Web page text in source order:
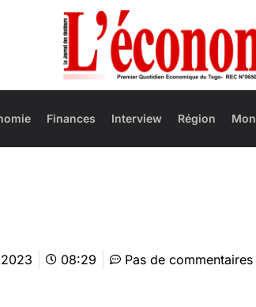
Finances Interview Région
08:29 Pas de commentaires